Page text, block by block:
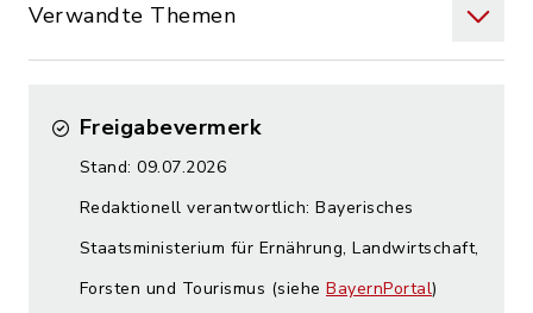
Verwandte Themen
Freigabevermerk
Stand: 09.07.2026
Redaktionell verantwortlich: Bayerisches
Staatsministerium für Ernährung, Landwirtschaft,
Forsten und Tourismus (siehe BayernPortal)